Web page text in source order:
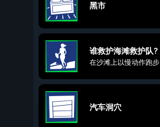
黑市
谁救护海滩救护队?
在沙滩上以慢动作跑步
汽车洞穴